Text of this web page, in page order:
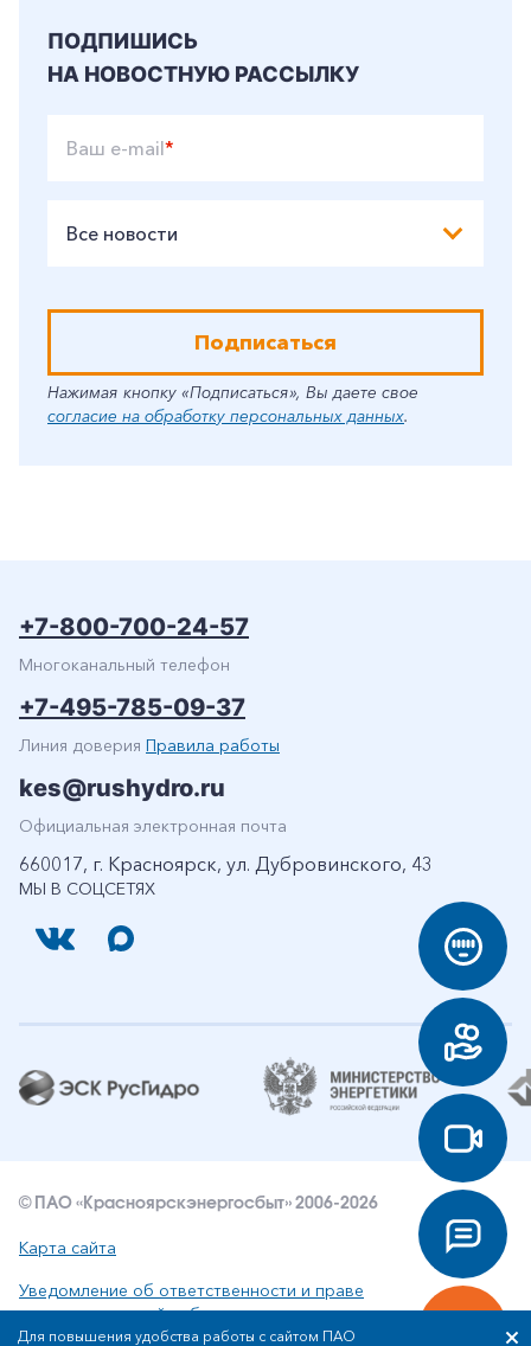
ПОДПИШИСЬ
НА НОВОСТНУЮ РАССЫЛКУ
Ваш e-mail*
Все новости
Подписаться
Нажимая кнопку «Подписаться», Вы даете свое
согласие на обработку персональных данных.
МЫ В СОЦСЕТЯХ
+7-800-700-24-57
Многоканальный телефон
+7-495-785-09-37
Линия доверия Правила работы
kes@rushydro.ru
Официальная электронная почта
660017, г. Красноярск, ул. Дубровинского, 43
© ПАО «Красноярскэнергосбыт» 2006-2026
Карта сайта
Уведомление об ответственности и праве
интеллектуальной собственности
Для повышения удобства работы с сайтом ПАО